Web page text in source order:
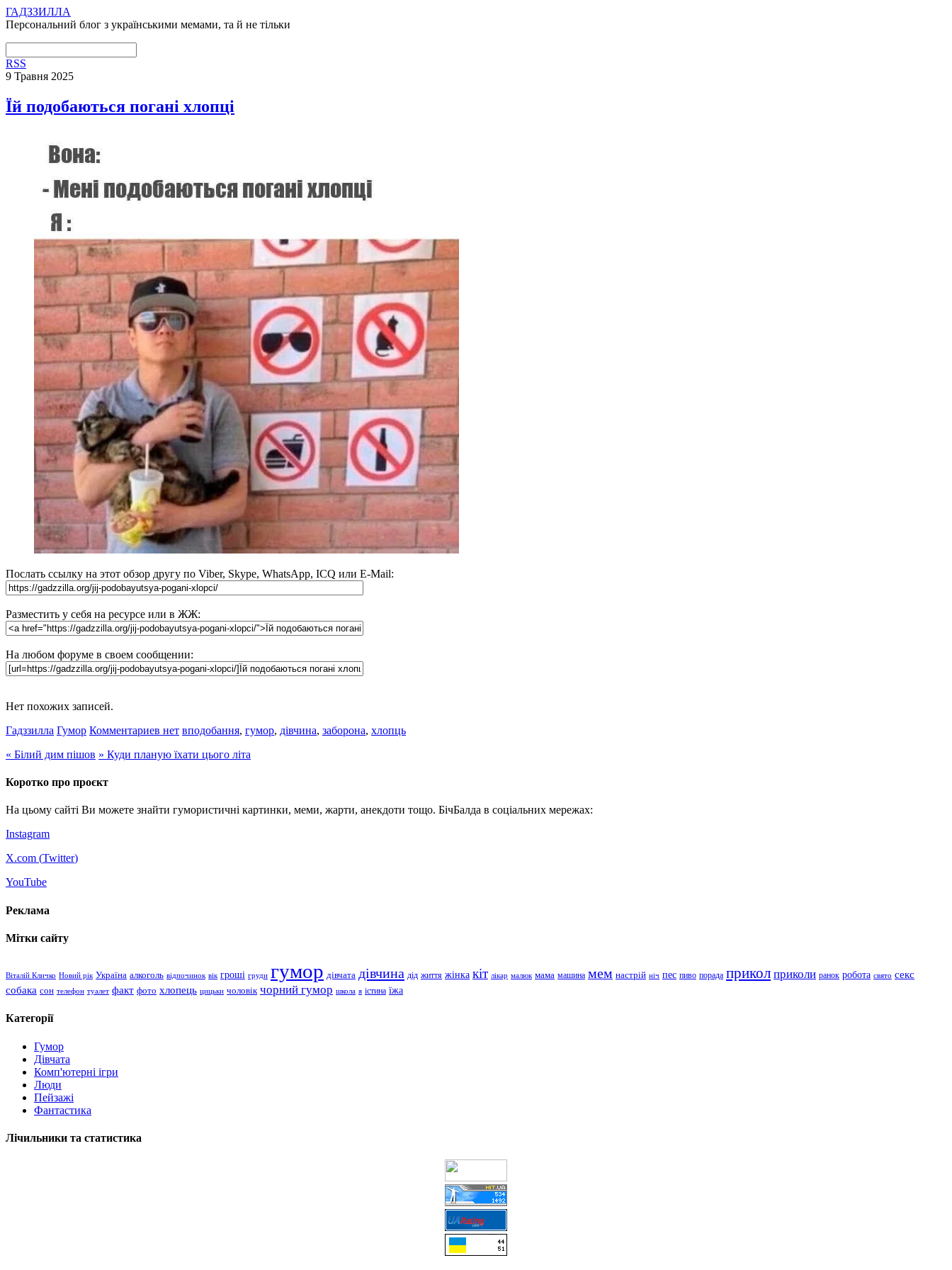
ГАДЗЗИЛЛА
Персональний блог з українськими мемами, та й не тільки
RSS
9 Травня 2025
Їй подобаються погані хлопці
Послать ссылку на этот обзор другу по Viber, Skype, WhatsApp, ICQ или E-Mail:
Разместить у себя на ресурсе или в ЖЖ:
На любом форуме в своем сообщении:
Нет похожих записей.
Гадззилла Гумор Комментариев нет вподобання, гумор, дівчина, заборона, хлопць
« Білий дим пішов » Куди планую їхати цього літа
Коротко про проєкт
На цьому сайті Ви можете знайти гумористичні картинки, меми, жарти, анекдоти тощо. БічБалда в соціальних мережах:
Instagram
X.com (Twitter)
YouTube
Реклама
Мітки сайту
Віталій Кличко Новий рік Україна алкоголь відпочинок вік гроші груди гумор дівчата дівчина дід життя жінка кіт лікар малюк мама машина мем настрій ніч пес пиво порада прикол приколи ранок робота свято секс
собака сон телефон туалет факт фото хлопець цицьки чоловік чорний гумор школа я істина їжа
Категорії
Гумор
Дівчата
Комп'ютерні ігри
Люди
Пейзажі
Фантастика
Лічильники та статистика